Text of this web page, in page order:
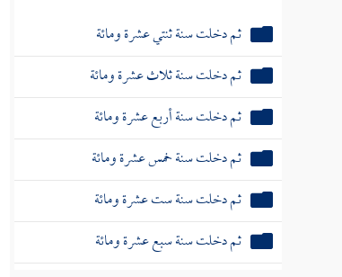
ثم دخلت سنة ثمان ومائة
ثم دخلت سنة تسع ومائة
ثم دخلت سنة عشر ومائة من الهجرة النبوية
ثم دخلت سنة إحدى عشرة ومائة
ثم دخلت سنة ثنتي عشرة ومائة